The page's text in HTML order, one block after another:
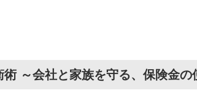
～会社と家族を守る、保険金の